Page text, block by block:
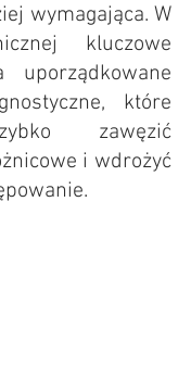
wymagająca. W
kluczowe
uporządkowane
które
zawęzić
i wdrożyć